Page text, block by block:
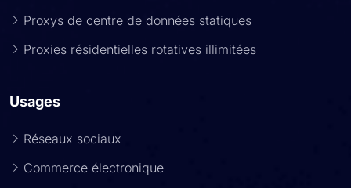
Proxys de centre de données statiques
Proxies résidentielles rotatives illimitées
Usages
Réseaux sociaux
Commerce électronique